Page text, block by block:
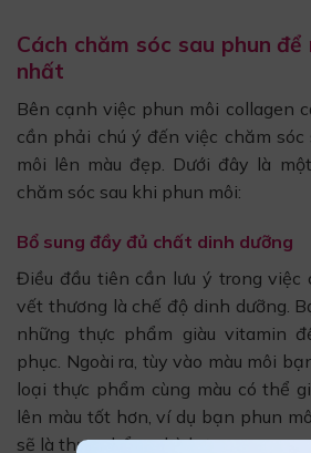
Cách chăm sóc sau phun
nhất
Bên cạnh việc phun môi collagen
cần phải chú ý đến việc chăm sóc
môi lên màu đẹp. Dưới đây là
chăm sóc sau khi phun môi:
Bổ sung đầy đủ chất dinh dưỡng
Điều đầu tiên cần lưu ý trong việc
vết thương là chế độ dinh dưỡng.
những thực phẩm giàu vitamin
phục. Ngoài ra, tùy vào màu môi
loại thực phẩm cùng màu có thể
lên màu tốt hơn, ví dụ bạn phun
sẽ là thực phẩm phù hợp.